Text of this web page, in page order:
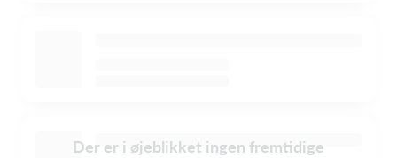
Der er i øjeblikket ingen fremtidige